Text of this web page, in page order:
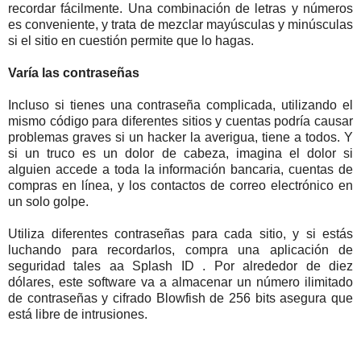
recordar fácilmente. Una combinación de letras y números
es conveniente, y trata de mezclar mayúsculas y minúsculas
si el sitio en cuestión permite que lo hagas.
Varía las contraseñas
Incluso si tienes una contraseña complicada, utilizando el
mismo código para diferentes sitios y cuentas podría causar
problemas graves si un hacker la averigua, tiene a todos. Y
si un truco es un dolor de cabeza, imagina el dolor si
alguien accede a toda la información bancaria, cuentas de
compras en línea, y los contactos de correo electrónico en
un solo golpe.
Utiliza diferentes contraseñas para cada sitio, y si estás
luchando para recordarlos, compra una aplicación de
seguridad tales aa Splash ID . Por alrededor de diez
dólares, este software va a almacenar un número ilimitado
de contraseñas y cifrado Blowfish de 256 bits asegura que
está libre de intrusiones.